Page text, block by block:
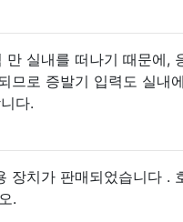
만 실내를 떠나기 때문에,
므로 증발기 입력도 실내
다.
장치가 판매되었습니다 .
.